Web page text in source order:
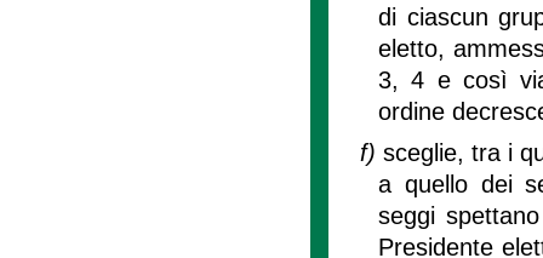
di ciascun
eletto,
3, 4 e così
ordine
f) sceglie, tra i
a quello dei
seggi
Presidente